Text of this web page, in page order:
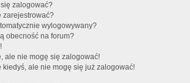
zalogować?
zarejestrować?
wylogowywany?
obecność na forum?
ale nie mogę się zalogować!
kiedyś, ale nie mogę się już zalogować!